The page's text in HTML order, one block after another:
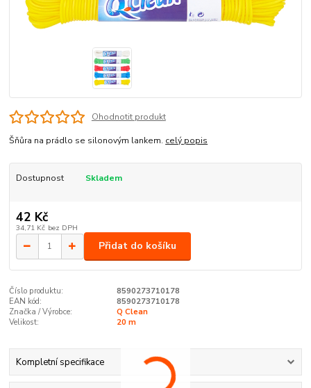
Ohodnotit produkt
Šňůra na prádlo se silonovým lankem. celý popis
Dostupnost Skladem
42 Kč
34,71 Kč bez DPH
Přidat do košíku
Číslo produktu:
8590273710178
EAN kód:
8590273710178
Značka / Výrobce:
Q Clean
Velikost:
20 m
Kompletní specifikace